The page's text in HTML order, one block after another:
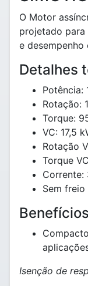
O Motor
projetado para
e
Detalhes
Potência:
Rotação:
Torque:
VC: 17,5
Rotação
Torque
Corrente:
Sem freio
Isenção de